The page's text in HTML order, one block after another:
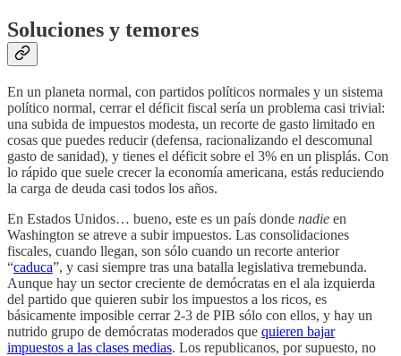
Soluciones y temores
En un planeta normal, con partidos políticos normales y un sistema
político normal, cerrar el déficit fiscal sería un problema casi trivial:
una subida de impuestos modesta, un recorte de gasto limitado en
cosas que puedes reducir (defensa, racionalizando el descomunal
gasto de sanidad), y tienes el déficit sobre el 3% en un plisplás. Con
lo rápido que suele crecer la economía americana, estás reduciendo
la carga de deuda casi todos los años.
En Estados Unidos… bueno, este es un país donde nadie en
Washington se atreve a subir impuestos. Las consolidaciones
fiscales, cuando llegan, son sólo cuando un recorte anterior
“caduca”, y casi siempre tras una batalla legislativa tremebunda.
Aunque hay un sector creciente de demócratas en el ala izquierda
del partido que quieren subir los impuestos a los ricos, es
básicamente imposible cerrar 2-3 de PIB sólo con ellos, y hay un
nutrido grupo de demócratas moderados que quieren bajar
impuestos a las clases medias. Los republicanos, por supuesto, no